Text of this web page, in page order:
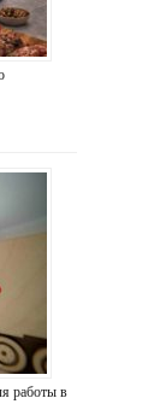
работы в